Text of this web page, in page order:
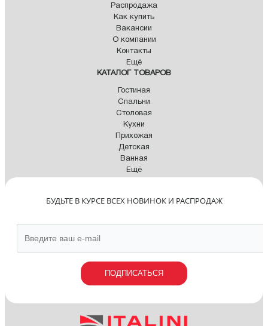
Распродажа
Как купить
Вакансии
О компании
Контакты
Ещё
КАТАЛОГ ТОВАРОВ
Гостиная
Спальни
Столовая
Кухни
Прихожая
Детская
Ванная
Ещё
БУДЬТЕ В КУРСЕ ВСЕХ НОВИНОК И РАСПРОДАЖ
ПОДПИСАТЬСЯ